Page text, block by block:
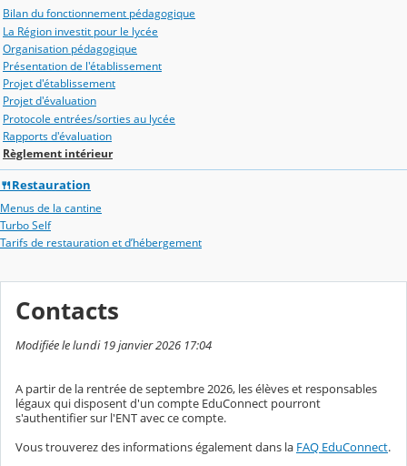
Bilan du fonctionnement pédagogique
La Région investit pour le lycée
Organisation pédagogique
Présentation de l'établissement
Projet d'établissement
Projet d'évaluation
Protocole entrées/sorties au lycée
Rapports d'évaluation
Règlement intérieur
🍴Restauration
Menus de la cantine
Turbo Self
Tarifs de restauration et d’hébergement
Contacts
Modifiée le lundi 19 janvier 2026 17:04
A partir de la rentrée de septembre 2026, les élèves et responsables
légaux qui disposent d'un compte EduConnect pourront
s'authentifier sur l'ENT avec ce compte.
Vous trouverez des informations également dans la FAQ EduConnect.